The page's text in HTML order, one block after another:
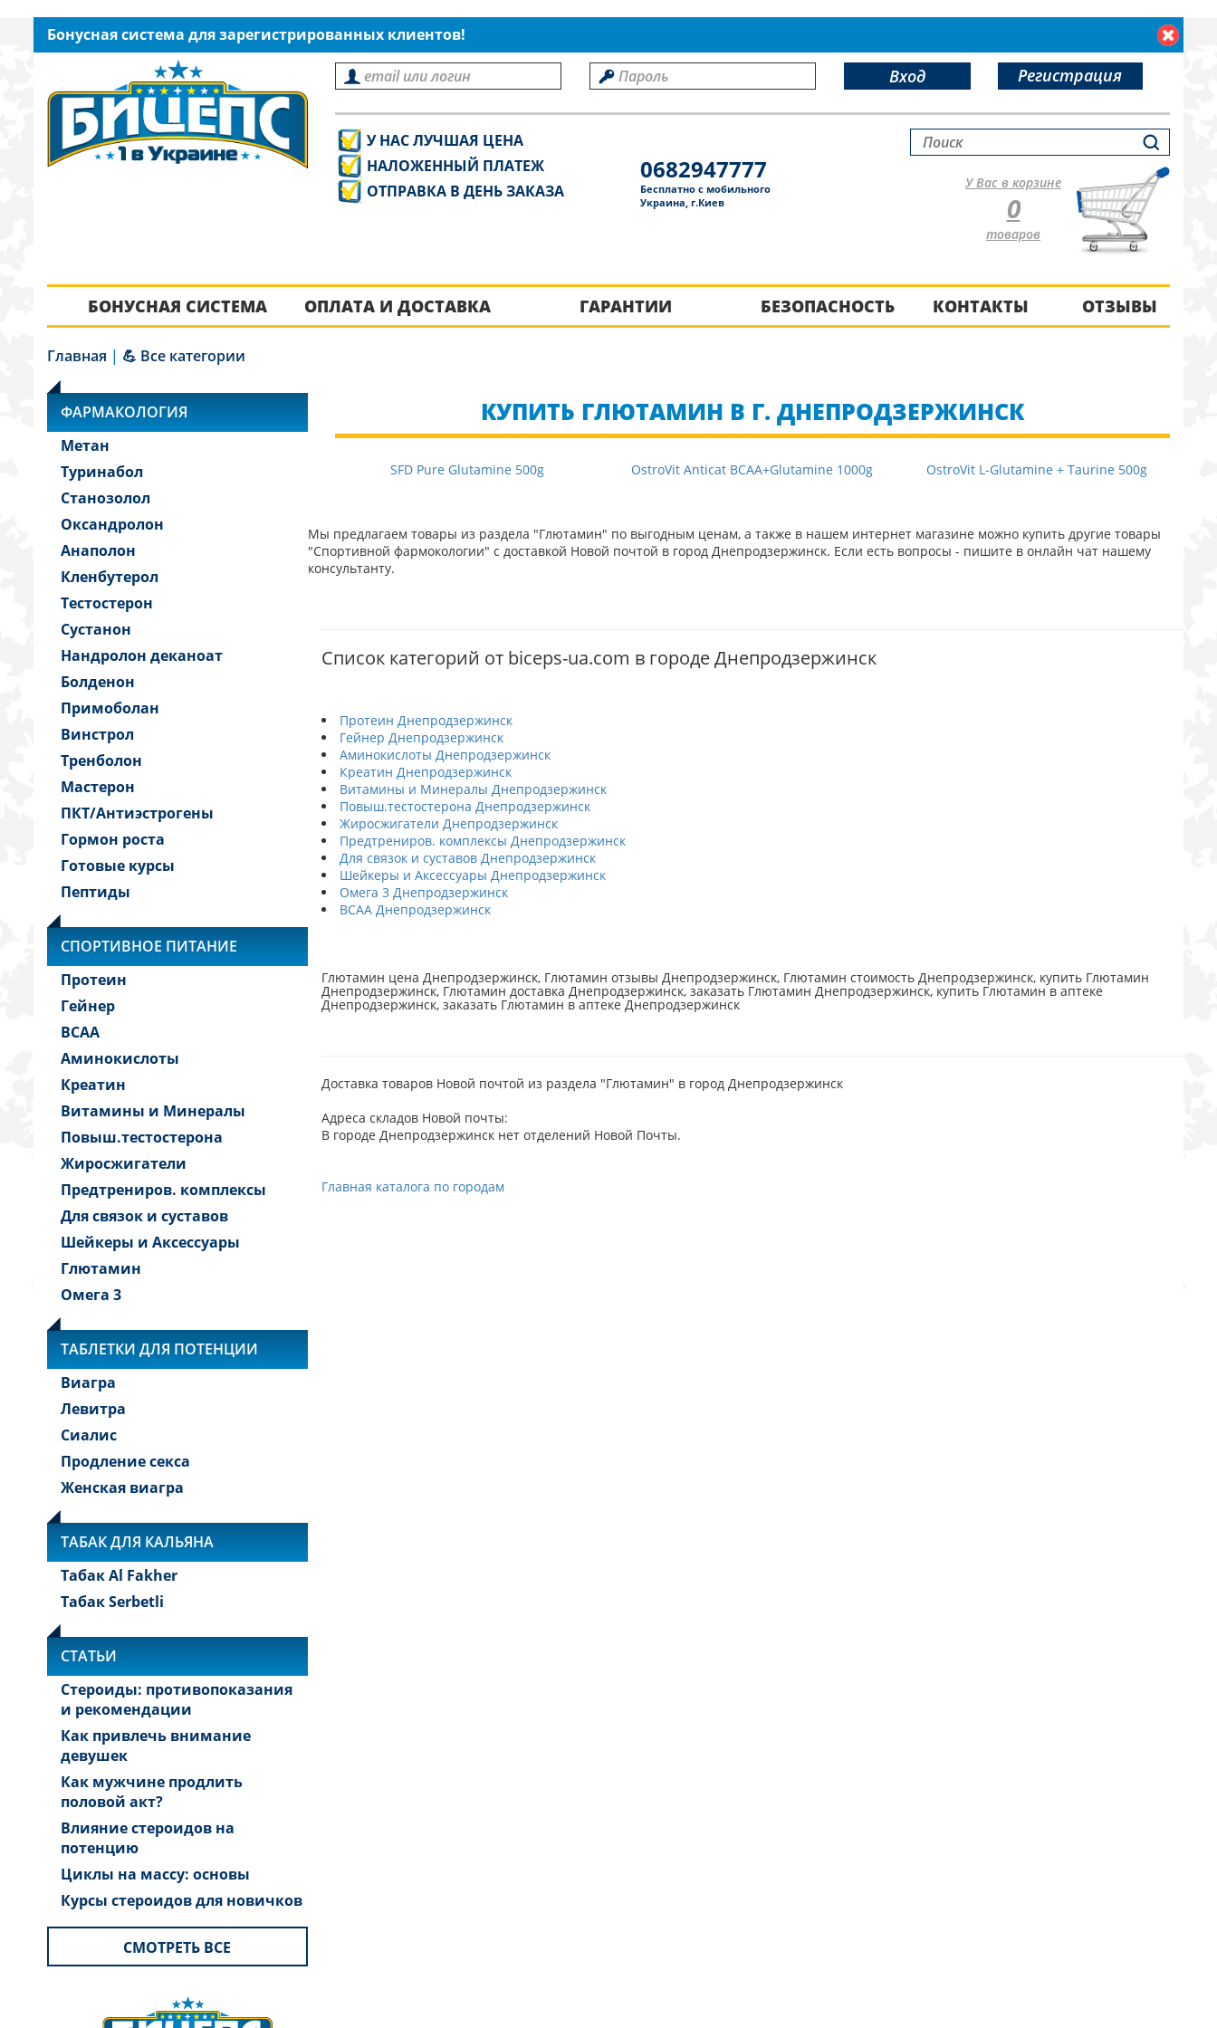
Бонусная система для зарегистрированных клиентов!
Вход Регистрация
У НАС ЛУЧШАЯ ЦЕНА
НАЛОЖЕННЫЙ ПЛАТЕЖ
ОТПРАВКА В ДЕНЬ ЗАКАЗА
0682947777
Бесплатно с мобильного
Украина, г.Киев
У Вас в корзине
0
товаров
БОНУСНАЯ СИСТЕМА ОПЛАТА И ДОСТАВКА ГАРАНТИИ БЕЗОПАСНОСТЬ КОНТАКТЫ ОТЗЫВЫ
Главная | 💪 Все категории
ФАРМАКОЛОГИЯ
Метан
Туринабол
Станозолол
Оксандролон
Анаполон
Кленбутерол
Тестостерон
Сустанон
Нандролон деканоат
Болденон
Примоболан
Винстрол
Тренболон
Мастерон
ПКТ/Антиэстрогены
Гормон роста
Готовые курсы
Пептиды
СПОРТИВНОЕ ПИТАНИЕ
Протеин
Гейнер
BCAA
Аминокислоты
Креатин
Витамины и Минералы
Повыш.тестостерона
Жиросжигатели
Предтрениров. комплексы
Для связок и суставов
Шейкеры и Аксессуары
Глютамин
Омега 3
ТАБЛЕТКИ ДЛЯ ПОТЕНЦИИ
Виагра
Левитра
Сиалис
Продление секса
Женская виагра
ТАБАК ДЛЯ КАЛЬЯНА
Табак Al Fakher
Табак Serbetli
СТАТЬИ
Стероиды: противопоказания
и рекомендации
Как привлечь внимание
девушек
Как мужчине продлить
половой акт?
Влияние стероидов на
потенцию
Циклы на массу: основы
Курсы стероидов для новичков
СМОТРЕТЬ ВСЕ
КУПИТЬ ГЛЮТАМИН В Г. ДНЕПРОДЗЕРЖИНСК
SFD Pure Glutamine 500g OstroVit Anticat BCAA+Glutamine 1000g OstroVit L-Glutamine + Taurine 500g
Мы предлагаем товары из раздела "Глютамин" по выгодным ценам, а также в нашем интернет магазине можно купить другие товары
"Спортивной фармокологии" с доставкой Новой почтой в город Днепродзержинск. Если есть вопросы - пишите в онлайн чат нашему
консультанту.
Список категорий от biceps-ua.com в городе Днепродзержинск
Протеин Днепродзержинск
Гейнер Днепродзержинск
Аминокислоты Днепродзержинск
Креатин Днепродзержинск
Витамины и Минералы Днепродзержинск
Повыш.тестостерона Днепродзержинск
Жиросжигатели Днепродзержинск
Предтрениров. комплексы Днепродзержинск
Для связок и суставов Днепродзержинск
Шейкеры и Аксессуары Днепродзержинск
Омега 3 Днепродзержинск
BCAA Днепродзержинск
Глютамин цена Днепродзержинск, Глютамин отзывы Днепродзержинск, Глютамин стоимость Днепродзержинск, купить Глютамин
Днепродзержинск, Глютамин доставка Днепродзержинск, заказать Глютамин Днепродзержинск, купить Глютамин в аптеке
Днепродзержинск, заказать Глютамин в аптеке Днепродзержинск
Доставка товаров Новой почтой из раздела "Глютамин" в город Днепродзержинск
Адреса складов Новой почты:
В городе Днепродзержинск нет отделений Новой Почты.
Главная каталога по городам